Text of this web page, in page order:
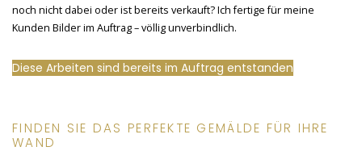
noch nicht dabei oder ist bereits verkauft? Ich fertige für meine
Kunden Bilder im Auftrag – völlig unverbindlich.
Diese Arbeiten sind bereits im Auftrag entstanden
FINDEN SIE DAS PERFEKTE GEMÄLDE FÜR IHRE
WAND